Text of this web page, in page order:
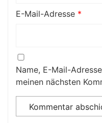
E-Mail-Adresse *
Name, E-Mail-
meinen nächsten